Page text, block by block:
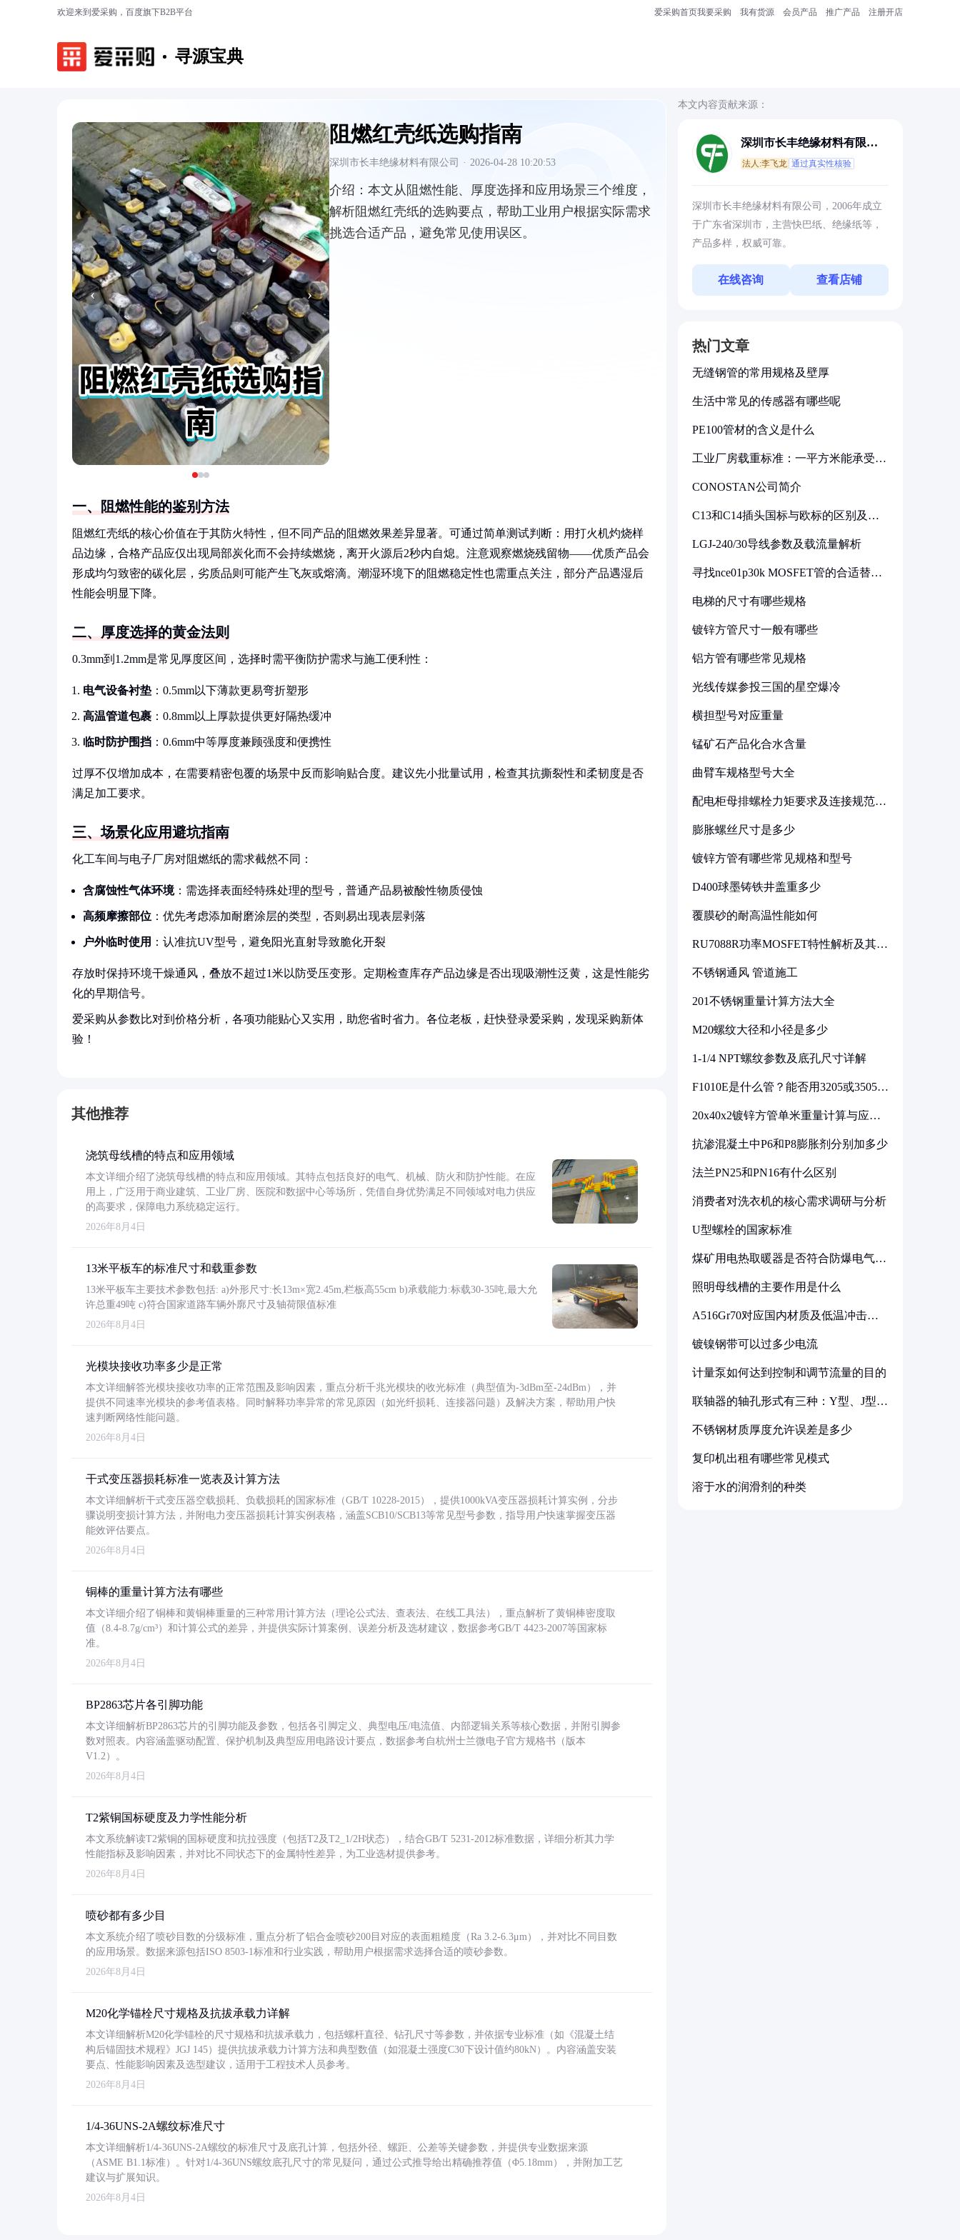
欢迎来到爱采购，百度旗下B2B平台 爱采购首页我要采购 我有货源 会员产品 推广产品 注册开店
寻源宝典
‹ ›
阻燃红壳纸选购指南
深圳市长丰绝缘材料有限公司 · 2026-04-28 10:20:53
介绍： 本文从阻燃性能、厚度选择和应用场景三个维度，
解析阻燃红壳纸的选购要点，帮助工业用户根据实际需求
挑选合适产品，避免常见使用误区。
一、阻燃性能的鉴别方法
阻燃红壳纸的核心价值在于其防火特性，但不同产品的阻燃效果差异显著。可通过简单测试判断：用打火机灼烧样
品边缘，合格产品应仅出现局部炭化而不会持续燃烧，离开火源后2秒内自熄。注意观察燃烧残留物——优质产品会
形成均匀致密的碳化层，劣质品则可能产生飞灰或熔滴。潮湿环境下的阻燃稳定性也需重点关注，部分产品遇湿后
性能会明显下降。
二、厚度选择的黄金法则
0.3mm到1.2mm是常见厚度区间，选择时需平衡防护需求与施工便利性：
电气设备衬垫 ：0.5mm以下薄款更易弯折塑形
高温管道包裹 ：0.8mm以上厚款提供更好隔热缓冲
临时防护围挡 ：0.6mm中等厚度兼顾强度和便携性
过厚不仅增加成本，在需要精密包覆的场景中反而影响贴合度。建议先小批量试用，检查其抗撕裂性和柔韧度是否
满足加工要求。
三、场景化应用避坑指南
化工车间与电子厂房对阻燃纸的需求截然不同：
含腐蚀性气体环境：需选择表面经特殊处理的型号，普通产品易被酸性物质侵蚀
高频摩擦部位 ：优先考虑添加耐磨涂层的类型，否则易出现表层剥落
户外临时使用 ：认准抗UV型号，避免阳光直射导致脆化开裂
存放时保持环境干燥通风，叠放不超过1米以防受压变形。定期检查库存产品边缘是否出现吸潮性泛黄，这是性能劣
化的早期信号。
爱采购从参数比对到价格分析，各项功能贴心又实用，助您省时省力。各位老板，赶快登录爱采购，发现采购新体
验！
其他推荐
浇筑母线槽的特点和应用领域
本文详细介绍了浇筑母线槽的特点和应用领域。其特点包括良好的电气、机械、防火和防护性能。在应
用上，广泛用于商业建筑、工业厂房、医院和数据中心等场所，凭借自身优势满足不同领域对电力供应
的高要求，保障电力系统稳定运行。
2026年8月4日
13米平板车的标准尺寸和载重参数
13米平板车主要技术参数包括: a)外形尺寸:长13m×宽2.45m,栏板高55cm b)承载能力:标载30-35吨,最大允
许总重49吨 c)符合国家道路车辆外廓尺寸及轴荷限值标准
2026年8月4日
光模块接收功率多少是正常
本文详细解答光模块接收功率的正常范围及影响因素，重点分析千兆光模块的收光标准（典型值为-3dBm至-24dBm），并
提供不同速率光模块的参考值表格。同时解释功率异常的常见原因（如光纤损耗、连接器问题）及解决方案，帮助用户快
速判断网络性能问题。
2026年8月4日
干式变压器损耗标准一览表及计算方法
本文详细解析干式变压器空载损耗、负载损耗的国家标准（GB/T 10228-2015），提供1000kVA变压器损耗计算实例，分步
骤说明变损计算方法，并附电力变压器损耗计算实例表格，涵盖SCB10/SCB13等常见型号参数，指导用户快速掌握变压器
能效评估要点。
2026年8月4日
铜棒的重量计算方法有哪些
本文详细介绍了铜棒和黄铜棒重量的三种常用计算方法（理论公式法、查表法、在线工具法），重点解析了黄铜棒密度取
值（8.4-8.7g/cm³）和计算公式的差异，并提供实际计算案例、误差分析及选材建议，数据参考GB/T 4423-2007等国家标
准。
2026年8月4日
BP2863芯片各引脚功能
本文详细解析BP2863芯片的引脚功能及参数，包括各引脚定义、典型电压/电流值、内部逻辑关系等核心数据，并附引脚参
数对照表。内容涵盖驱动配置、保护机制及典型应用电路设计要点，数据参考自杭州士兰微电子官方规格书（版本
V1.2）。
2026年8月4日
T2紫铜国标硬度及力学性能分析
本文系统解读T2紫铜的国标硬度和抗拉强度（包括T2及T2_1/2H状态），结合GB/T 5231-2012标准数据，详细分析其力学
性能指标及影响因素，并对比不同状态下的金属特性差异，为工业选材提供参考。
2026年8月4日
喷砂都有多少目
本文系统介绍了喷砂目数的分级标准，重点分析了铝合金喷砂200目对应的表面粗糙度（Ra 3.2-6.3μm），并对比不同目数
的应用场景。数据来源包括ISO 8503-1标准和行业实践，帮助用户根据需求选择合适的喷砂参数。
2026年8月4日
M20化学锚栓尺寸规格及抗拔承载力详解
本文详细解析M20化学锚栓的尺寸规格和抗拔承载力，包括螺杆直径、钻孔尺寸等参数，并依据专业标准（如《混凝土结
构后锚固技术规程》JGJ 145）提供抗拔承载力计算方法和典型数值（如混凝土强度C30下设计值约80kN）。内容涵盖安装
要点、性能影响因素及选型建议，适用于工程技术人员参考。
2026年8月4日
1/4-36UNS-2A螺纹标准尺寸
本文详细解析1/4-36UNS-2A螺纹的标准尺寸及底孔计算，包括外径、螺距、公差等关键参数，并提供专业数据来源
（ASME B1.1标准）。针对1/4-36UNS螺纹底孔尺寸的常见疑问，通过公式推导给出精确推荐值（Φ5.18mm），并附加工艺
建议与扩展知识。
2026年8月4日
本文内容贡献来源：
深圳市长丰绝缘材料有限公
法人:李飞龙 通过真实性核验
深圳市长丰绝缘材料有限公司，2006年成立
于广东省深圳市，主营快巴纸、绝缘纸等，
产品多样，权威可靠。
在线咨询 查看店铺
热门文章
无缝钢管的常用规格及壁厚
生活中常见的传感器有哪些呢
PE100管材的含义是什么
工业厂房载重标准：一平方米能承受多
CONOSTAN公司简介
C13和C14插头国标与欧标的区别及其
LGJ-240/30导线参数及载流量解析
寻找nce01p30k MOSFET管的合适替代
电梯的尺寸有哪些规格
镀锌方管尺寸一般有哪些
铝方管有哪些常见规格
光线传媒参投三国的星空爆冷
横担型号对应重量
锰矿石产品化合水含量
曲臂车规格型号大全
配电柜母排螺栓力矩要求及连接规范详
膨胀螺丝尺寸是多少
镀锌方管有哪些常见规格和型号
D400球墨铸铁井盖重多少
覆膜砂的耐高温性能如何
RU7088R功率MOSFET特性解析及其在
不锈钢通风 管道施工
201不锈钢重量计算方法大全
M20螺纹大径和小径是多少
1-1/4 NPT螺纹参数及底孔尺寸详解
F1010E是什么管？能否用3205或3505代
20x40x2镀锌方管单米重量计算与应用
抗渗混凝土中P6和P8膨胀剂分别加多少
法兰PN25和PN16有什么区别
消费者对洗衣机的核心需求调研与分析
U型螺栓的国家标准
煤矿用电热取暖器是否符合防爆电气设
照明母线槽的主要作用是什么
A516Gr70对应国内材质及低温冲击要
镀镍钢带可以过多少电流
计量泵如何达到控制和调节流量的目的
联轴器的轴孔形式有三种：Y型、J型、
不锈钢材质厚度允许误差是多少
复印机出租有哪些常见模式
溶于水的润滑剂的种类